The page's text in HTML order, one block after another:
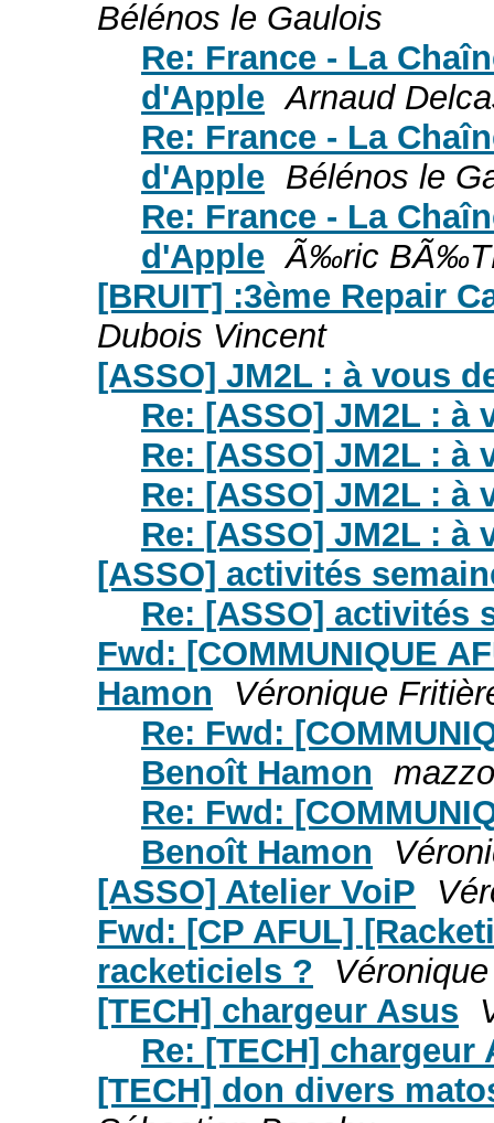
Bélénos le Gaulois
Re: France - La
d'Apple Arnaud
Re: France - La
d'Apple Bélénos le
Re: France - La
d'Apple Ã‰ric
[BRUIT] :3ème Repair
Dubois Vincent
[ASSO] JM2L : à vous
Re: [ASSO] JM2L : à
Re: [ASSO] JM2L : à
Re: [ASSO] JM2L : à
Re: [ASSO] JM2L : à
[ASSO] activités
Re: [ASSO] activités
Fwd: [COMMUNIQUE
Hamon
Véronique
Re: Fwd:
Benoît Hamon
Re: Fwd:
Benoît Hamon
[ASSO] Atelier VoiP
Fwd: [CP AFUL]
racketiciels ?
[TECH] chargeur Asus
Re: [TECH] chargeur
[TECH] don divers